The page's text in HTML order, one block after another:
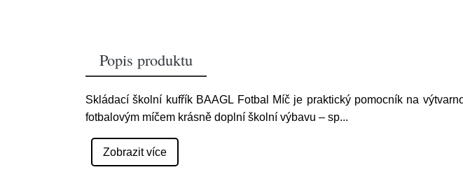
Popis produktu
Skládací školní kufřík BAAGL Fotbal Míč je praktický pomocník na
fotbalovým míčem krásně doplní školní výbavu – sp...
Zobrazit více